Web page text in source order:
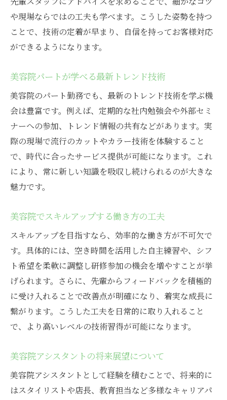
や現場ならではの工夫も学べます。こうした姿勢を持つ
ことで、技術の定着が早まり、自信を持ってお客様対応
ができるようになります。
美容院パートが学べる最新トレンド技術
美容院のパート勤務でも、最新のトレンド技術を学ぶ機
会は豊富です。例えば、定期的な社内勉強会や外部セミ
ナーへの参加、トレンド情報の共有などがあります。実
際の現場で流行のカットやカラー技術を体験すること
で、時代に合ったサービス提供が可能になります。これ
により、常に新しい知識を吸収し続けられるのが大きな
魅力です。
美容院でスキルアップする働き方の工夫
スキルアップを目指すなら、効率的な働き方が不可欠で
す。具体的には、空き時間を活用した自主練習や、シフ
ト希望を柔軟に調整し研修参加の機会を増やすことが挙
げられます。さらに、先輩からフィードバックを積極的
に受け入れることで改善点が明確になり、着実な成長に
繋がります。こうした工夫を日常的に取り入れること
で、より高いレベルの技術習得が可能になります。
美容院アシスタントの将来展望について
美容院アシスタントとして経験を積むことで、将来的に
はスタイリストや店長、教育担当など多様なキャリアパ